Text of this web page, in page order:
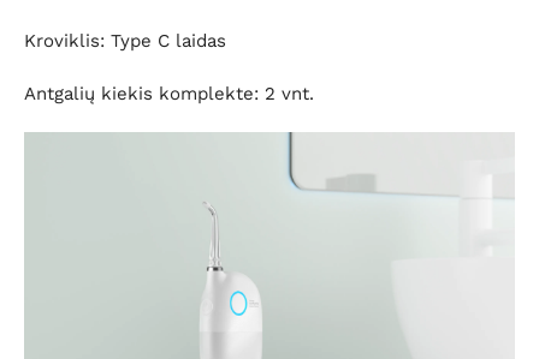
Kroviklis: Type C laidas
Antgalių kiekis komplekte: 2 vnt.